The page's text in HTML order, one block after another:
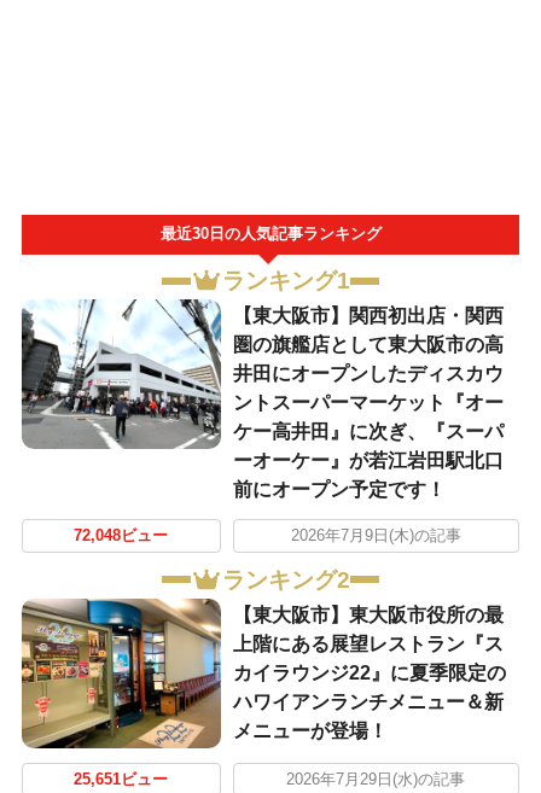
最近30日の人気記事ランキング
ランキング1
【東大阪市】関西初出店・関西
圏の旗艦店として東大阪市の高
井田にオープンしたディスカウ
ントスーパーマーケット『オー
ケー高井田』に次ぎ、『スーパ
ーオーケー』が若江岩田駅北口
前にオープン予定です！
72,048ビュー 2026年7月9日(木)の記事
ランキング2
【東大阪市】東大阪市役所の最
上階にある展望レストラン『ス
カイラウンジ22』に夏季限定の
ハワイアンランチメニュー＆新
メニューが登場！
25,651ビュー 2026年7月29日(水)の記事